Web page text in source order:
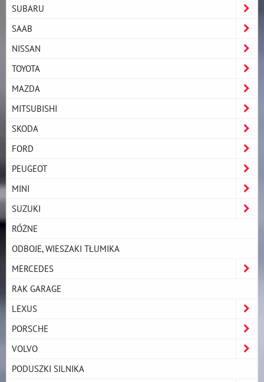
SUBARU
SAAB
NISSAN
TOYOTA
MAZDA
MITSUBISHI
SKODA
FORD
PEUGEOT
MINI
SUZUKI
RÓŻNE
ODBOJE, WIESZAKI TŁUMIKA
MERCEDES
RAK GARAGE
LEXUS
PORSCHE
VOLVO
PODUSZKI SILNIKA